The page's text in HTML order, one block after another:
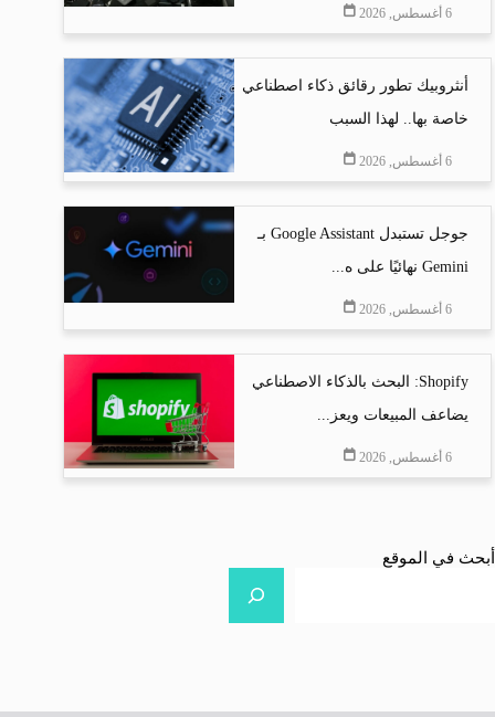
6 أغسطس, 2026
أنثروبيك تطور رقائق ذكاء اصطناعي
خاصة بها.. لهذا السبب
6 أغسطس, 2026
جوجل تستبدل Google Assistant بـ
Gemini نهائيًا على ه...
6 أغسطس, 2026
Shopify: البحث بالذكاء الاصطناعي
يضاعف المبيعات ويعز...
6 أغسطس, 2026
أبحث في الموقع